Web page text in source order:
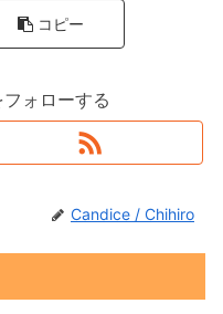
コピー
ォローする
Candice / Chihiro